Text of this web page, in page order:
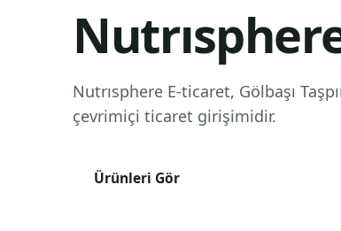
Nutrısphere E-ticaret, Gölbaşı
çevrimiçi ticaret girişimidir.
Ürünleri Gör